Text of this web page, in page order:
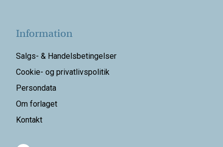
Information
Salgs- & Handelsbetingelser
Cookie- og privatlivspolitik
Persondata
Om forlaget
Kontakt